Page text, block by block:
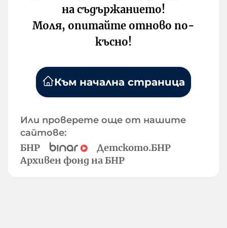
на съдържанието!
Моля, опитайте отново по-
късно!
Към начална страница
Или проверете още от нашите
сайтове:
БНР
Детското.БНР
Архивен фонд на БНР